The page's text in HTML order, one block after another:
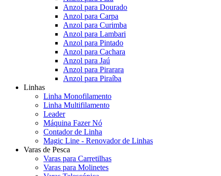
Anzol para Dourado
Anzol para Carpa
Anzol para Curimba
Anzol para Lambari
Anzol para Pintado
Anzol para Cachara
Anzol para Jaú
Anzol para Pirarara
Anzol para Piraíba
Linhas
Linha Monofilamento
Linha Multifilamento
Leader
Máquina Fazer Nó
Contador de Linha
Magic Line - Renovador de Linhas
Varas de Pesca
Varas para Carretilhas
Varas para Molinetes